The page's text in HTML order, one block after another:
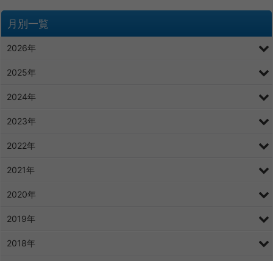
月別一覧
2026年
2025年
2024年
2023年
2022年
2021年
2020年
2019年
2018年